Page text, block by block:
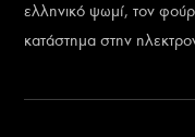
ελληνικό ψωμί, τον
κατάστημα στην